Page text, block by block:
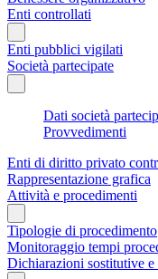
Enti controllati
Enti pubblici vigilati
Società partecipate
Dati società
Provvedimenti
Enti di diritto privato
Rappresentazione grafica
Attività e procedimenti
Tipologie di procedimento
Monitoraggio tempi
Dichiarazioni sostitutive